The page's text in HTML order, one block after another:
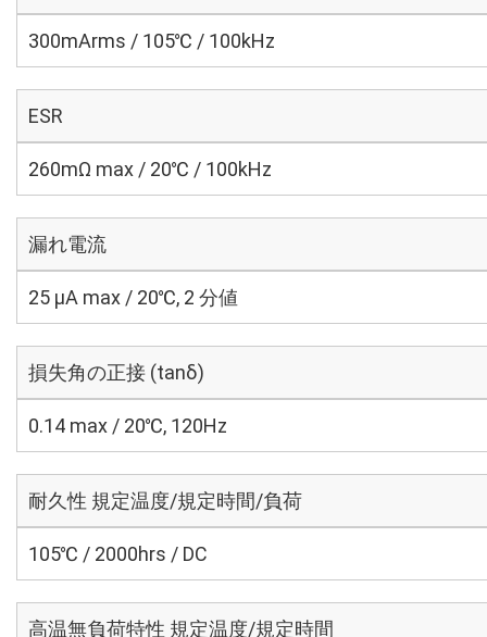
300mArms / 105℃ / 100kHz
ESR
260mΩ max / 20℃ / 100kHz
漏れ電流
25 μA max / 20℃, 2 分値
損失角の正接 (tanδ)
0.14 max / 20℃, 120Hz
耐久性 規定温度/規定時間/負荷
105℃ / 2000hrs / DC
高温無負荷特性 規定温度/規定時間